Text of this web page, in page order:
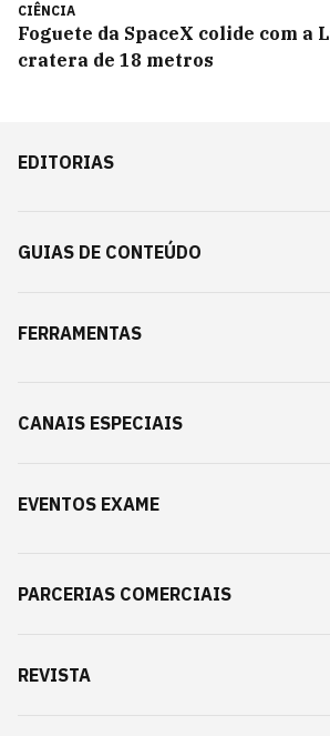
CIÊNCIA
Foguete da SpaceX colide com a
cratera de 18 metros
EDITORIAS
GUIAS DE CONTEÚDO
FERRAMENTAS
CANAIS ESPECIAIS
EVENTOS EXAME
PARCERIAS COMERCIAIS
REVISTA